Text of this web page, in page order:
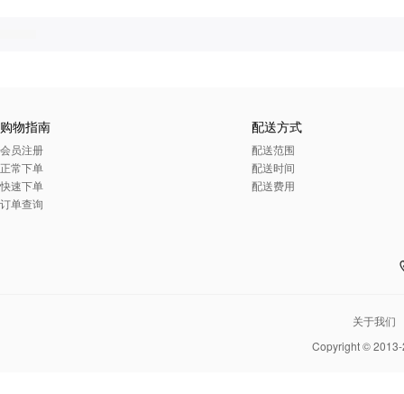
购物指南
会员注册
正常下单
快速下单
订单查询
配送方式
配送范围
配送时间
配送费用
关于我们
Copyright ©